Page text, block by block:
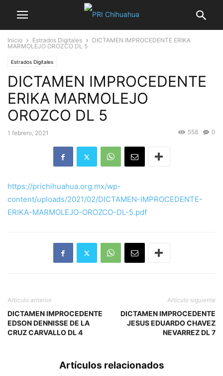
Inicio Estrados Digitales
DICTAMEN IMPROCEDENTE ERIKA
MARMOLEJO OROZCO DL 5
Estrados Digitales
DICTAMEN IMPROCEDENTE
ERIKA MARMOLEJO
OROZCO DL 5
1 febrero, 2021 0
558
https://prichihuahua.org.mx/wp-
content/uploads/2021/02/DICTAMEN-IMPROCEDENTE-
ERIKA-MARMOLEJO-OROZCO-DL-5.pdf
Artículo anterior
DICTAMEN IMPROCEDENTE
EDSON DENNISSE DE LA
CRUZ CARVALLO DL 4
Artículo siguiente
DICTAMEN IMPROCEDENTE
JESUS EDUARDO CHAVEZ
NEVARREZ DL 7
Artículos relacionados